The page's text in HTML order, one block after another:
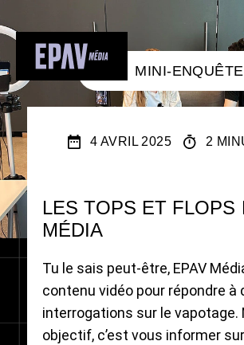
MINI-ENQUÊTE
4 AVRIL 2025 2
LES TOPS ET FLOPS
MÉDIA
Tu le sais peut-être, EPAV
contenu vidéo pour répondre à
interrogations sur le vapotage.
objectif, c’est vous informer